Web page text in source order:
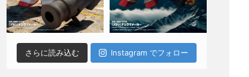
さらに読み込む Instagram でフォロー